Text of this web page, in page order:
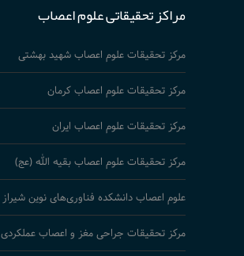
مراکز تحقیقاتی علوم اعصاب
مرکز تحقیقات علوم اعصاب شهید بهشتی
مرکز تحقیقات علوم اعصاب کرمان
مرکز تحقیقات علوم اعصاب ایران
مرکز تحقیقات علوم اعصاب بقیه الله (عج)
علوم اعصاب دانشکده فناوری‌های نوین شیراز
مرکز تحقیقات جراحی مغز و اعصاب عملکردی